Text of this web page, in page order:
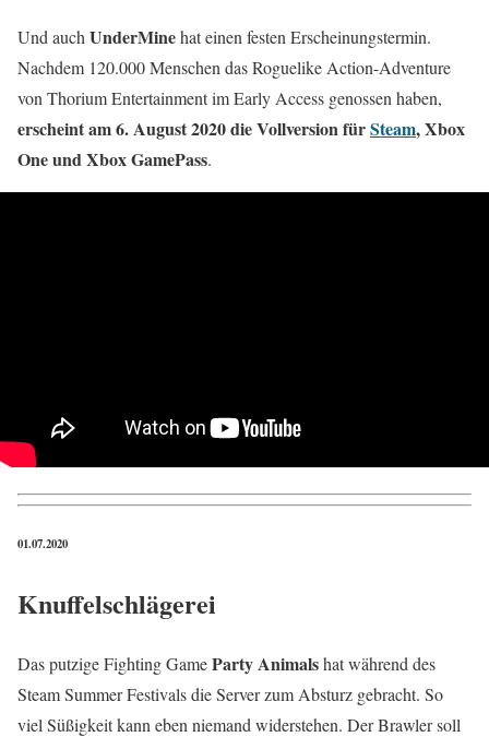
Und auch UnderMinehat einen festen Erscheinungstermin.
Nachdem 120.000 Menschen das Roguelike Action-Adventure
von Thorium Entertainment im Early Access genossen haben,
erscheint am 6. August 2020 die Vollversion fürSteam, Xbox
One und Xbox GamePass.
01.07.2020
Knuffelschlägerei
Das putzige Fighting GameParty Animalshat während des
Steam Summer Festivals die Server zum Absturz gebracht. So
viel Süßigkeit kann eben niemand widerstehen. Der Brawler soll